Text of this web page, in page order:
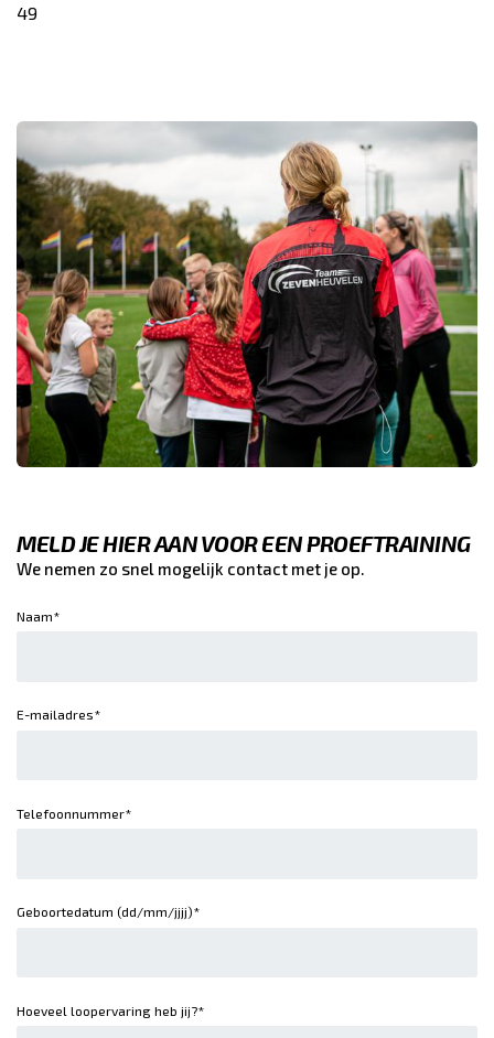
49
MELD JE HIER AAN VOOR EEN PROEFTRAINING
We nemen zo snel mogelijk contact met je op.
Naam*
E-mailadres*
Telefoonnummer*
Geboortedatum (dd/mm/jjjj)*
Hoeveel loopervaring heb jij?*